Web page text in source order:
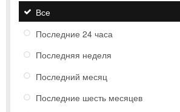
Все
Последние 24 часа
Последняя неделя
Последний месяц
Последние шесть месяцев